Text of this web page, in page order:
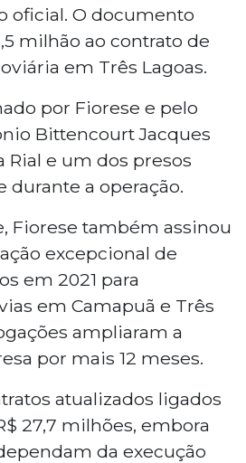
oficial. O documento
milhão ao contrato de
em Três Lagoas.
por Fiorese e pelo
Bittencourt Jacques
Rial e um dos presos
a operação.
Fiorese também assinou
excepcional de
em 2021 para
em Camapuã e Três
ampliaram a
por mais 12 meses.
atualizados ligados
27,7 milhões, embora
da execução